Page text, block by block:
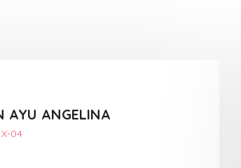
AYU ANGELINA
X-04